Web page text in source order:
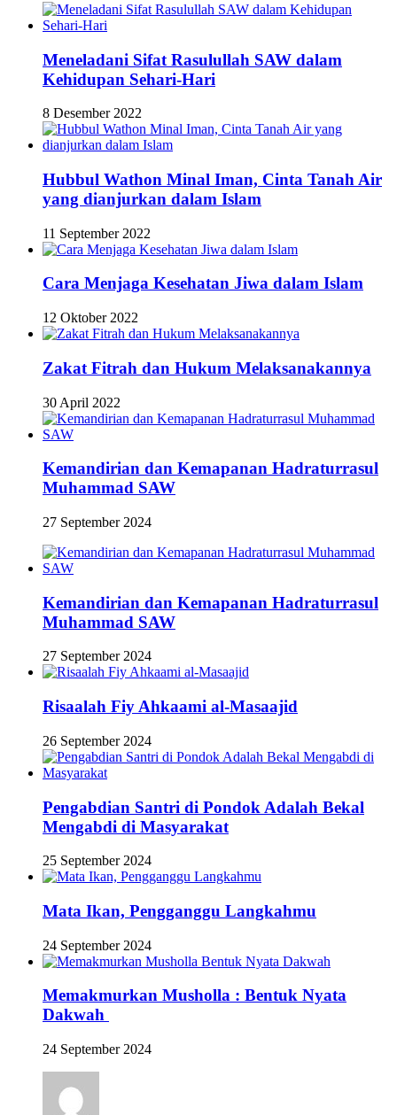
Meneladani Sifat Rasulullah SAW dalam
Kehidupan Sehari-Hari
8 Desember 2022
Hubbul Wathon Minal Iman, Cinta Tanah Air
yang dianjurkan dalam Islam
11 September 2022
Cara Menjaga Kesehatan Jiwa dalam Islam
12 Oktober 2022
Zakat Fitrah dan Hukum Melaksanakannya
30 April 2022
Kemandirian dan Kemapanan Hadraturrasul
Muhammad SAW
27 September 2024
Kemandirian dan Kemapanan Hadraturrasul
Muhammad SAW
27 September 2024
Risaalah Fiy Ahkaami al-Masaajid
26 September 2024
Pengabdian Santri di Pondok Adalah Bekal
Mengabdi di Masyarakat
25 September 2024
Mata Ikan, Pengganggu Langkahmu
24 September 2024
Memakmurkan Musholla : Bentuk Nyata
Dakwah
24 September 2024